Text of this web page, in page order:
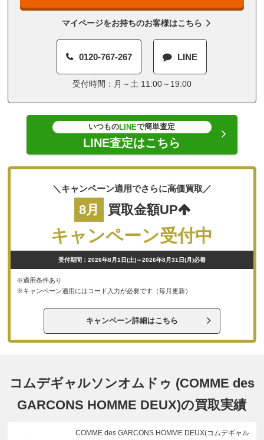
マイページをお持ちのお客様はこちら
0120-767-267 LINE
受付時間：月～土 11:00～19:00
いつものLINEで簡単査定
LINE査定はこちら
＼キャンペーン適用でさらに高価買取／
8月 買取金額UP
キャンペーン受付中
受付期間：2026年8月1日(土)～2026年8月31日(月)必着
※適用条件あり
※キャンペーン適用にはコード入力が必要です（毎月更新）
キャンペーン詳細はこちら
コムデギャルソンオムドゥ (COMME des
GARCONS HOMME DEUX)の買取実績
COMME des GARCONS HOMME DEUX(コムデギャル